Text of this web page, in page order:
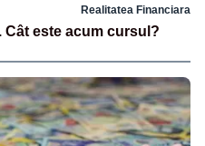
Realitatea Financiara
Cât este acum cursul?